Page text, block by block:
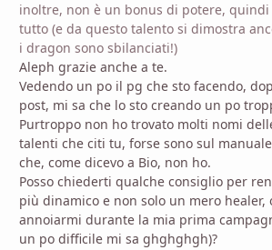
inoltre, non è un bonus di potere, quindi
tutto (e da questo talento si dimostra
i dragon sono sbilanciati!)
Aleph grazie anche a te.
Vedendo un po il pg che sto facendo,
post, mi sa che lo sto creando un po
Purtroppo non ho trovato molti nomi
talenti che citi tu, forse sono sul
che, come dicevo a Bio, non ho.
Posso chiederti qualche consiglio per
più dinamico e non solo un mero healer,
annoiarmi durante la mia prima
un po difficile mi sa ghghghgh)?